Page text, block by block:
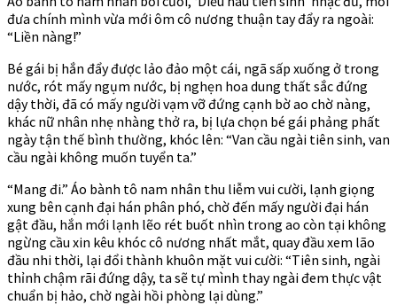
đưa chính mình vừa mới ôm cô nương thuận tay đẩy ra ngoài:
“Liền nàng!”
Bé gái bị hắn đẩy được lảo đảo một cái, ngã sấp xuống ở trong
nước, rót mấy ngụm nước, bị nghẹn hoa dung thất sắc đứng
dậy thời, đã có mấy người vạm vỡ đứng cạnh bờ ao chờ nàng,
khác nữ nhân nhẹ nhàng thở ra, bị lựa chọn bé gái phảng phất
ngày tận thế bình thường, khóc lên: “Van cầu ngài tiên sinh, van
cầu ngài không muốn tuyển ta.”
“Mang đi.” Áo bành tô nam nhân thu liễm vui cười, lạnh giọng
xung bên cạnh đại hán phân phó, chờ đến mấy người đại hán
gật đầu, hắn mới lạnh lẽo rét buốt nhìn trong ao còn tại không
ngừng cầu xin kêu khóc cô nương nhất mắt, quay đầu xem lão
đầu nhi thời, lại đổi thành khuôn mặt vui cười: “Tiên sinh, ngài
thỉnh chậm rãi đứng dậy, ta sẽ tự mình thay ngài đem thực vật
chuẩn bị hảo, chờ ngài hồi phòng lại dùng.”